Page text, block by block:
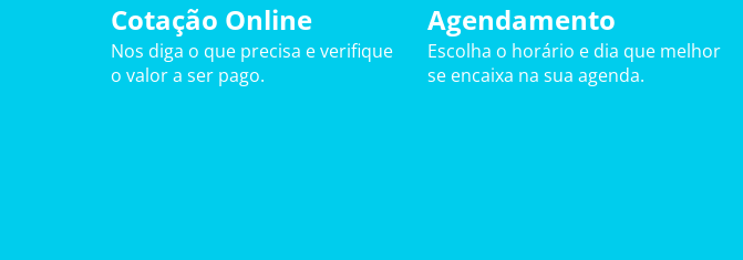
Cotação Online
Nos diga o que precisa e verifique
o valor a ser pago.
Agendamento
Escolha o horário e dia que melhor
se encaixa na sua agenda.